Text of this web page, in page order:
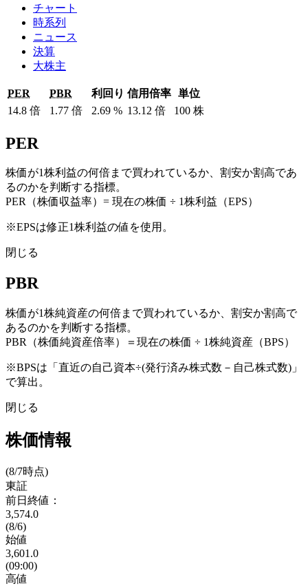
チャート
時系列
ニュース
決算
大株主
PER PBR 利回り 信用倍率 単位
14.8 倍 1.77 倍 2.69 % 13.12 倍 100 株
PER
株価が1株利益の何倍まで買われているか、割安か割高であ
るのかを判断する指標。
PER（株価収益率）= 現在の株価 ÷ 1株利益（EPS）
※EPSは修正1株利益の値を使用。
閉じる
PBR
株価が1株純資産の何倍まで買われているか、割安か割高で
あるのかを判断する指標。
PBR（株価純資産倍率）＝現在の株価 ÷ 1株純資産（BPS）
※BPSは「直近の自己資本÷(発行済み株式数－自己株式数)」
で算出。
閉じる
株価情報
(8/7時点)
東証
前日終値：
3,574.0
(8/6)
始値
3,601.0
(09:00)
高値